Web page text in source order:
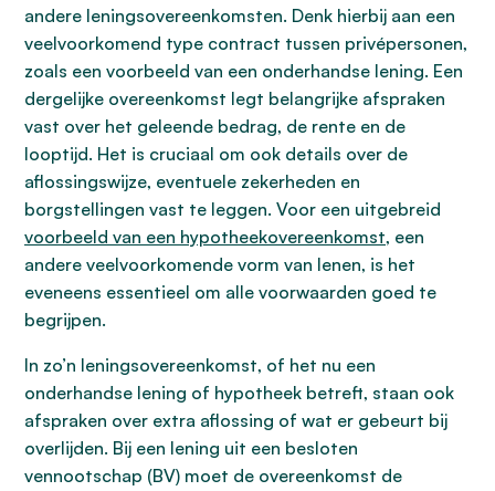
andere leningsovereenkomsten. Denk hierbij aan een
veelvoorkomend type contract tussen privépersonen,
zoals een voorbeeld van een onderhandse lening. Een
dergelijke overeenkomst legt belangrijke afspraken
vast over het geleende bedrag, de rente en de
looptijd. Het is cruciaal om ook details over de
aflossingswijze, eventuele zekerheden en
borgstellingen vast te leggen. Voor een uitgebreid
voorbeeld van een hypotheekovereenkomst, een
andere veelvoorkomende vorm van lenen, is het
eveneens essentieel om alle voorwaarden goed te
begrijpen.
In zo’n leningsovereenkomst, of het nu een
onderhandse lening of hypotheek betreft, staan ook
afspraken over extra aflossing of wat er gebeurt bij
overlijden. Bij een lening uit een besloten
vennootschap (BV) moet de overeenkomst de